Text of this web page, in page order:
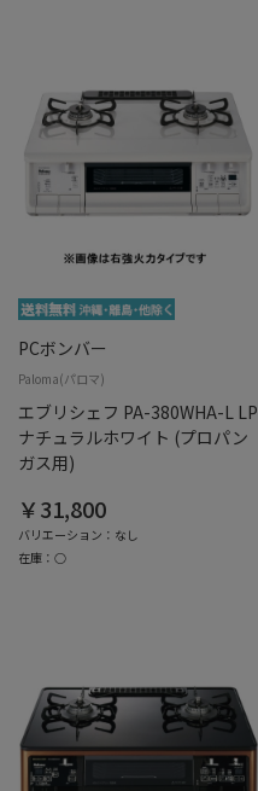
PCボンバー
Paloma(パロマ)
エブリシェフ PA-380WHA-L LP
ナチュラルホワイト (プロパン
ガス用)
￥31,800
バリエーション：なし
在庫：○